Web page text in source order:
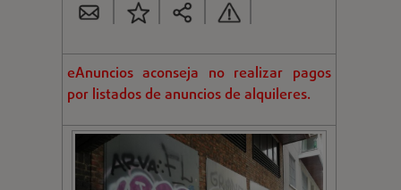
eAnuncios aconseja no realizar pagos
por listados de anuncios de alquileres.